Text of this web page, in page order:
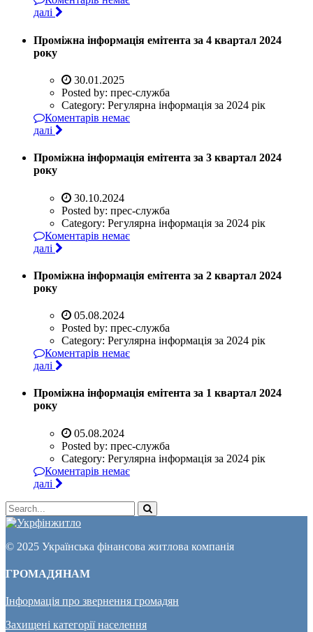
далі
Проміжна інформація емітента за 4 квартал 2024
року
30.01.2025
Posted by: прес-служба
Category: Регулярна інформація за 2024 рік
Коментарів немає
далі
Проміжна інформація емітента за 3 квартал 2024
року
30.10.2024
Posted by: прес-служба
Category: Регулярна інформація за 2024 рік
Коментарів немає
далі
Проміжна інформація емітента за 2 квартал 2024
року
05.08.2024
Posted by: прес-служба
Category: Регулярна інформація за 2024 рік
Коментарів немає
далі
Проміжна інформація емітента за 1 квартал 2024
року
05.08.2024
Posted by: прес-служба
Category: Регулярна інформація за 2024 рік
Коментарів немає
далі
© 2025 Українська фінансова житлова компанія
ГРОМАДЯНАМ
Інформація про звернення громадян
Захищені категорії населення